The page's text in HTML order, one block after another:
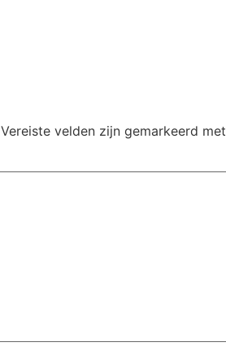
Vereiste velden zijn gemarkeerd met